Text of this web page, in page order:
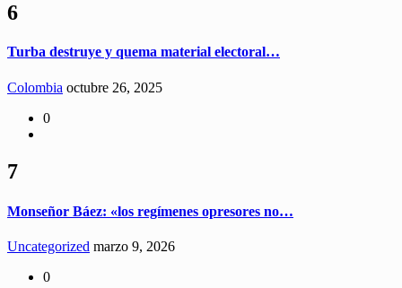
6
Turba destruye y quema material electoral…
Colombia octubre 26, 2025
0
7
Monseñor Báez: «los regímenes opresores no…
Uncategorized marzo 9, 2026
0